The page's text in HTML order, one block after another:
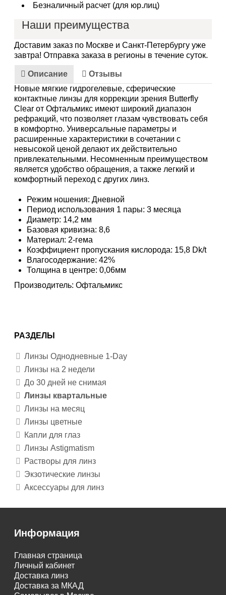
Безналичный расчет (для юр.лиц)
Наши преимущества
Срок годности от 12 месяцев
Оповещение по SMS
Возврат и обмен - без проблем.
Различные способы оплаты
Доставим заказ по Москве и Санкт-Петербургу уже
завтра! Отправка заказа в регионы в течение суток.
Описание
Отзывы
Новые мягкие гидрогелевые, сферические
контактные линзы для коррекции зрения Butterfly
Clear от Офтальмикс имеют широкий диапазон
рефракций, что позволяет глазам чувствовать себя
в комфортно. Универсальные параметры и
расширенные характеристики в сочетании с
невысокой ценой делают их действительно
привлекательными. Несомненным преимуществом
является удобство обращения, а также легкий и
комфортный переход с других линз.
Режим ношения: Дневной
Период использования 1 пары: 3 месяца
Диаметр: 14,2 мм
Базовая кривизна: 8,6
Материал: 2-гема
Коэффициент пропускания кислорода: 15,8 Dk/t
Влагосодержание: 42%
Толщина в центре: 0,06мм
Производитель: Офтальмикс
РАЗДЕЛЫ
Линзы Однодневные 1-Day
Линзы на 2 недели
До 30 дней не снимая
Линзы квартальные
Линзы на месяц
Линзы цветные
Капли для глаз
Линзы Astigmatism
Растворы для линз
Экзотические линзы
Аксессуары для линз
Информация
Главная страница
Личный кабинет
Доставка линз
Доставка за МКАД